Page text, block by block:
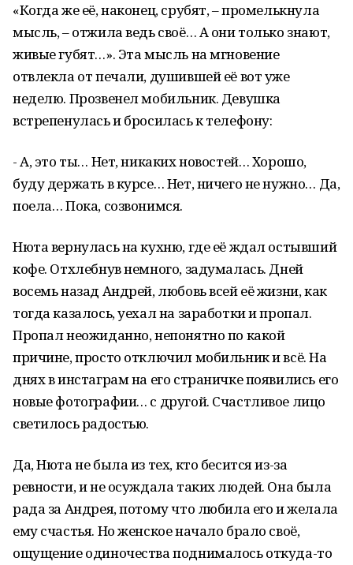
«Когда же её, наконец, срубят, – промелькнула
мысль, – отжила ведь своё… А они только знают,
живые губят…». Эта мысль на мгновение
отвлекла от печали, душившей её вот уже
неделю. Прозвенел мобильник. Девушка
встрепенулась и бросилась к телефону:
- А, это ты… Нет, никаких новостей… Хорошо,
буду держать в курсе… Нет, ничего не нужно… Да,
поела… Пока, созвонимся.
Нюта вернулась на кухню, где её ждал остывший
кофе. Отхлебнув немного, задумалась. Дней
восемь назад Андрей, любовь всей её жизни, как
тогда казалось, уехал на заработки и пропал.
Пропал неожиданно, непонятно по какой
причине, просто отключил мобильник и всё. На
днях в инстаграм на его страничке появились его
новые фотографии… с другой. Счастливое лицо
светилось радостью.
Да, Нюта не была из тех, кто бесится из-за
ревности, и не осуждала таких людей. Она была
рада за Андрея, потому что любила его и желала
ему счастья. Но женское начало брало своё,
ощущение одиночества поднималось откуда-то